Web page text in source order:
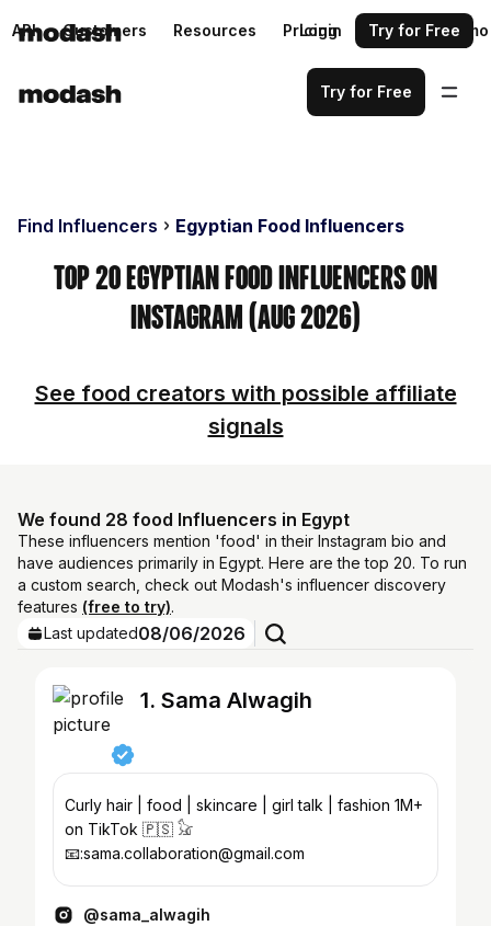
API Customers Resources Pricing Request a demo
Login Try for Free
Try for Free
Find Influencers Egyptian Food Influencers
Top 20 Egyptian Food Influencers on
Instagram (Aug 2026)
See food creators with possible affiliate
signals
We found 28 food Influencers in Egypt
These influencers mention 'food' in their Instagram bio and
have audiences primarily in Egypt. Here are the top 20. To run
a custom search, check out Modash's influencer discovery
features (free to try).
Last updated08/06/2026
1. Sama Alwagih
Curly hair | food | skincare | girl talk | fashion 1M+
on TikTok 🇵🇸 𓃠
📧:sama.collaboration@gmail.com
@sama_alwagih